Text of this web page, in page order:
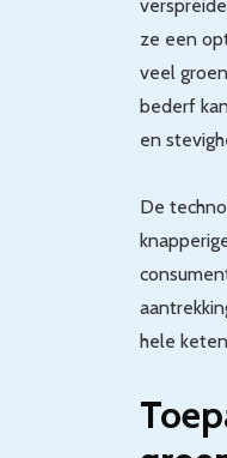
ze een
veel
bederf
en
De
hele